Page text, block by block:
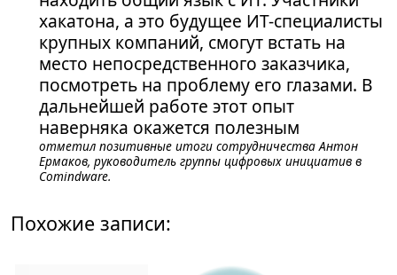
хакатона, а это будущее ИТ-специалисты
крупных компаний, смогут встать на
место непосредственного заказчика,
посмотреть на проблему его глазами. В
дальнейшей работе этот опыт
наверняка окажется полезным
отметил позитивные итоги сотрудничестваАнтон
Ермаков, руководитель группы цифровых инициатив в
Comindware.
Похожие записи: